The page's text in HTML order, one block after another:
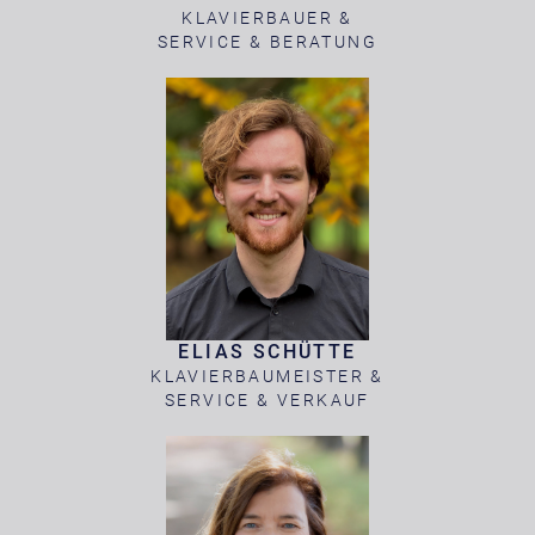
KLAVIERBAUER &
SERVICE & BERATUNG
ELIAS SCHÜTTE
KLAVIERBAUMEISTER &
SERVICE & VERKAUF